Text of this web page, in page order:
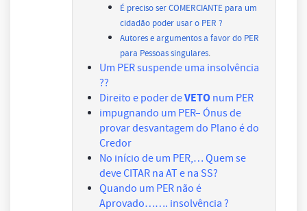
É preciso ser COMERCIANTE para um
cidadão poder usar o PER ?
Autores e argumentos a favor do PER
para Pessoas singulares.
Um PER suspende uma insolvência
??
Direito e poder deVETO num PER
impugnando um PER– Ónus de
provar desvantagem do Plano é do
Credor
No início de um PER,… Quem se
deve CITAR na AT e na SS?
Quando um PER não é
Aprovado……. insolvência ?